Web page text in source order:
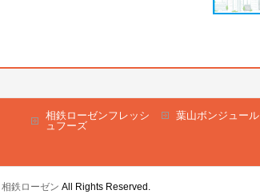
相鉄ローゼンフレッシ
ュフーズ
葉山ボンジュール
相鉄ローゼン All Rights Reserved.